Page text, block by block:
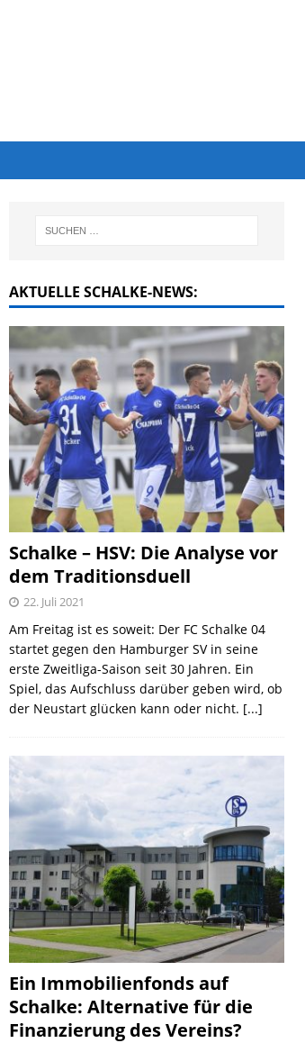
AKTUELLE SCHALKE-NEWS:
Schalke – HSV: Die Analyse vor
dem Traditionsduell
22. Juli 2021
Am Freitag ist es soweit: Der FC Schalke 04
startet gegen den Hamburger SV in seine
erste Zweitliga-Saison seit 30 Jahren. Ein
Spiel, das Aufschluss darüber geben wird, ob
der Neustart glücken kann oder nicht. [...]
Ein Immobilienfonds auf
Schalke: Alternative für die
Finanzierung des Vereins?